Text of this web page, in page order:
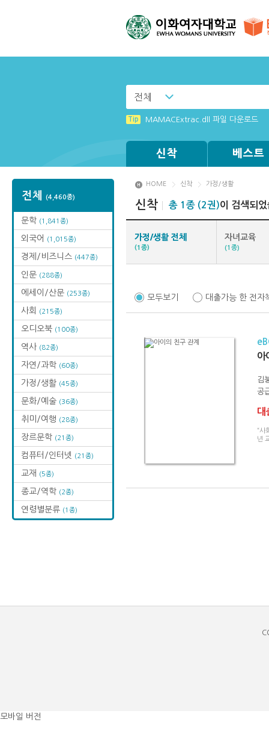
전체
신착 베스트
전체 (4,460종)
문학 (1,841종)
외국어 (1,015종)
경제/비즈니스 (447종)
인문 (288종)
에세이/산문 (253종)
사회 (215종)
오디오북 (100종)
역사 (82종)
자연/과학 (60종)
가정/생활 (45종)
문화/예술 (36종)
취미/여행 (28종)
장르문학 (21종)
컴퓨터/인터넷 (21종)
교재 (5종)
종교/역학 (2종)
연령별분류 (1종)
HOME 신착 가정/생활
신착 총 1종 (2권)이 검색되
가정/생활 전체
(1종)
자녀교육
(1종)
모두보기 대출가능 한 전자
아
김
공
대
“사
년
모바일 버전